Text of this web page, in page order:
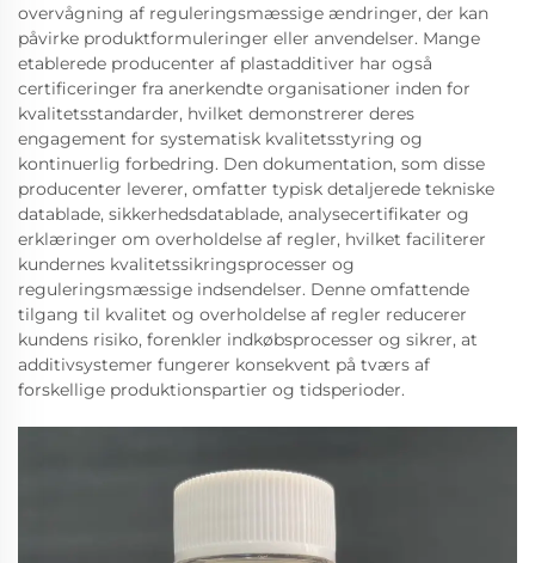
overvågning af reguleringsmæssige ændringer, der kan
påvirke produktformuleringer eller anvendelser. Mange
etablerede producenter af plastadditiver har også
certificeringer fra anerkendte organisationer inden for
kvalitetsstandarder, hvilket demonstrerer deres
engagement for systematisk kvalitetsstyring og
kontinuerlig forbedring. Den dokumentation, som disse
producenter leverer, omfatter typisk detaljerede tekniske
datablade, sikkerhedsdatablade, analysecertifikater og
erklæringer om overholdelse af regler, hvilket faciliterer
kundernes kvalitetssikringsprocesser og
reguleringsmæssige indsendelser. Denne omfattende
tilgang til kvalitet og overholdelse af regler reducerer
kundens risiko, forenkler indkøbsprocesser og sikrer, at
additivsystemer fungerer konsekvent på tværs af
forskellige produktionspartier og tidsperioder.